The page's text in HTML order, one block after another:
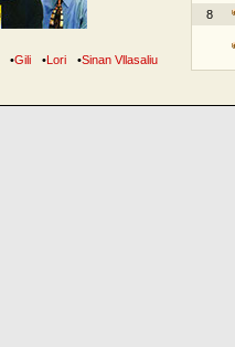
•Gili •Lori •Sinan Vllasaliu
8